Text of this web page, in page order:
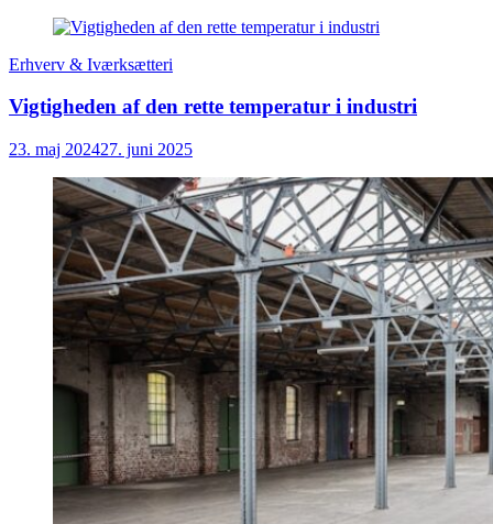
Erhverv & Iværksætteri
Vigtigheden af den rette temperatur i industri
23. maj 202427. juni 2025